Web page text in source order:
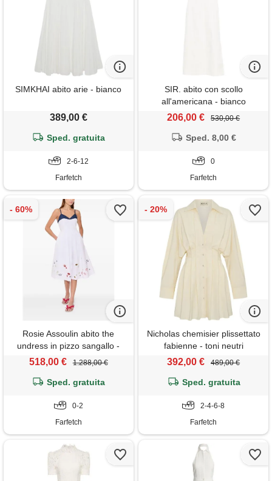
SIMKHAI abito arie - bianco
389,00 €
Sped. gratuita
2-6-12
Farfetch
SIR. abito con scollo
all'americana - bianco
206,00 € 530,00 €
Sped. 8,00 €
0
Farfetch
Rosie Assoulin abito the
undress in pizzo sangallo -
bianco
518,00 € 1.288,00 €
Sped. gratuita
0-2
Farfetch
Nicholas chemisier plissettato
fabienne - toni neutri
392,00 € 489,00 €
Sped. gratuita
2-4-6-8
Farfetch